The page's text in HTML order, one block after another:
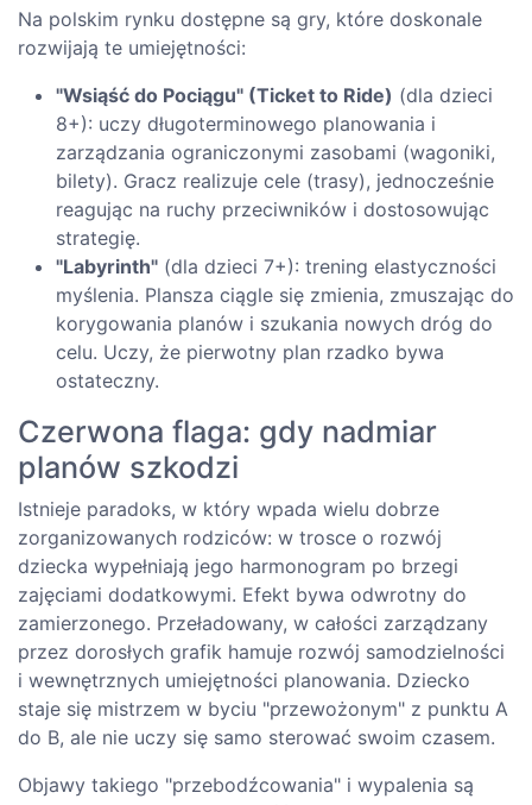
Na polskim rynku dostępne są gry, które doskonale
rozwijają te umiejętności:
"Wsiąść do Pociągu" (Ticket to Ride) (dla dzieci
8+): uczy długoterminowego planowania i
zarządzania ograniczonymi zasobami (wagoniki,
bilety). Gracz realizuje cele (trasy), jednocześnie
reagując na ruchy przeciwników i dostosowując
strategię.
"Labyrinth" (dla dzieci 7+): trening elastyczności
myślenia. Plansza ciągle się zmienia, zmuszając do
korygowania planów i szukania nowych dróg do
celu. Uczy, że pierwotny plan rzadko bywa
ostateczny.
Czerwona flaga: gdy nadmiar
planów szkodzi
Istnieje paradoks, w który wpada wielu dobrze
zorganizowanych rodziców: w trosce o rozwój
dziecka wypełniają jego harmonogram po brzegi
zajęciami dodatkowymi. Efekt bywa odwrotny do
zamierzonego. Przeładowany, w całości zarządzany
przez dorosłych grafik hamuje rozwój samodzielności
i wewnętrznych umiejętności planowania. Dziecko
staje się mistrzem w byciu "przewożonym" z punktu A
do B, ale nie uczy się samo sterować swoim czasem.
Objawy takiego "przebodźcowania" i wypalenia są